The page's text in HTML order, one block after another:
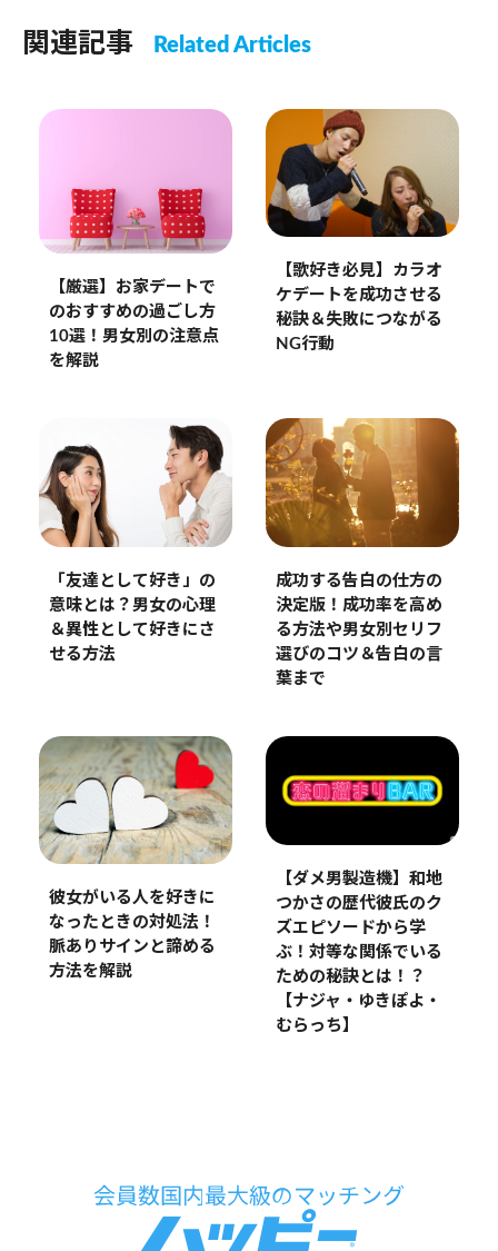
関連記事 Related Articles
【厳選】お家デートで
のおすすめの過ごし方
10選！男女別の注意点
を解説
【歌好き必見】カラオ
ケデートを成功させる
秘訣＆失敗につながる
NG行動
「友達として好き」の
意味とは？男女の心理
＆異性として好きにさ
せる方法
成功する告白の仕方の
決定版！成功率を高め
る方法や男女別セリフ
選びのコツ＆告白の言
葉まで
彼女がいる人を好きに
なったときの対処法！
脈ありサインと諦める
方法を解説
【ダメ男製造機】和地
つかさの歴代彼氏のク
ズエピソードから学
ぶ！対等な関係でいる
ための秘訣とは！？
【ナジャ・ゆきぽよ・
むらっち】